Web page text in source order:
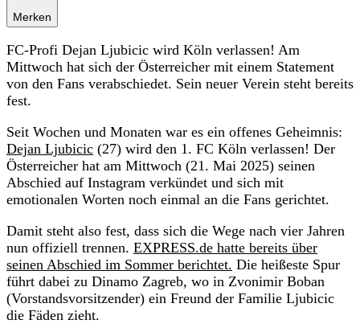
Merken
FC-Profi Dejan Ljubicic wird Köln verlassen! Am
Mittwoch hat sich der Österreicher mit einem Statement
von den Fans verabschiedet. Sein neuer Verein steht bereits
fest.
Seit Wochen und Monaten war es ein offenes Geheimnis:
Dejan Ljubicic (27) wird den 1. FC Köln verlassen! Der
Österreicher hat am Mittwoch (21. Mai 2025) seinen
Abschied auf Instagram verkündet und sich mit
emotionalen Worten noch einmal an die Fans gerichtet.
Damit steht also fest, dass sich die Wege nach vier Jahren
nun offiziell trennen. EXPRESS.de hatte bereits über
seinen Abschied im Sommer berichtet. Die heißeste Spur
führt dabei zu Dinamo Zagreb, wo in Zvonimir Boban
(Vorstandsvorsitzender) ein Freund der Familie Ljubicic
die Fäden zieht.